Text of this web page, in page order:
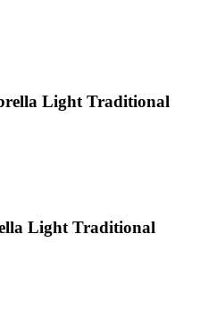
Light Traditional
Light Traditional